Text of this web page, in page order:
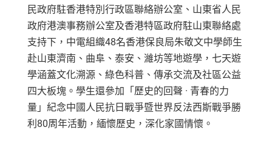
民政府駐香港特別行政區聯絡辦公室、山東省人民
政府港澳事務辦公室及香港特區政府駐山東聯絡處
支持下，中電組織48名香港保良局朱敬文中學師生
赴山東濟南、曲阜、泰安、濰坊等地遊學，七天遊
學涵蓋文化溯源、綠色科普、傳承交流及社區公益
四大板塊。學生還參加「歷史的回聲 · 青春的力
量」紀念中國人民抗日戰爭暨世界反法西斯戰爭勝
利80周年活動，緬懷歷史，深化家國情懷。